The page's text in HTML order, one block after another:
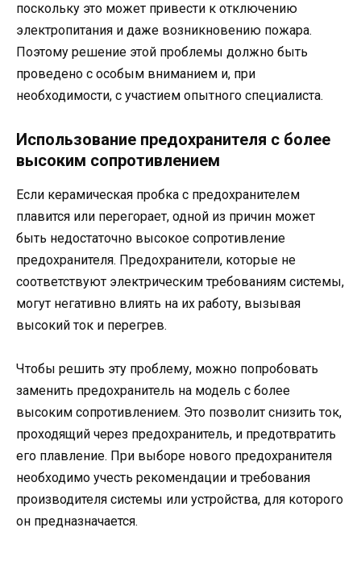
поскольку это может привести к отключению
электропитания и даже возникновению пожара.
Поэтому решение этой проблемы должно быть
проведено с особым вниманием и, при
необходимости, с участием опытного специалиста.
Использование предохранителя с более
высоким сопротивлением
Если керамическая пробка с предохранителем
плавится или перегорает, одной из причин может
быть недостаточно высокое сопротивление
предохранителя. Предохранители, которые не
соответствуют электрическим требованиям системы,
могут негативно влиять на их работу, вызывая
высокий ток и перегрев.
Чтобы решить эту проблему, можно попробовать
заменить предохранитель на модель с более
высоким сопротивлением. Это позволит снизить ток,
проходящий через предохранитель, и предотвратить
его плавление. При выборе нового предохранителя
необходимо учесть рекомендации и требования
производителя системы или устройства, для которого
он предназначается.